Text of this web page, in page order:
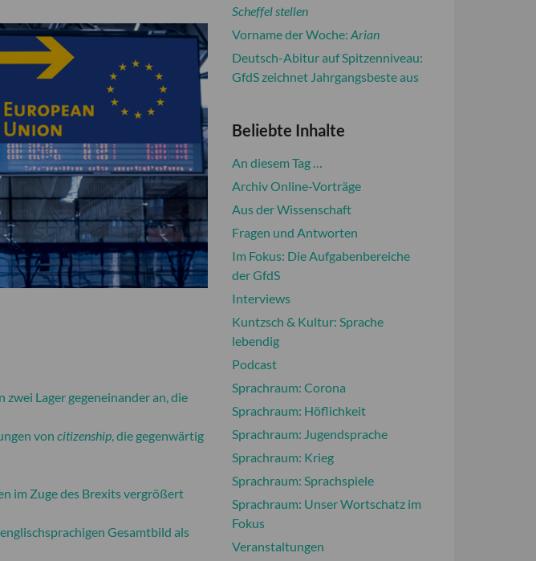
Lager gegeneinander an, die
von citizenship, die gegenwärtig
im Zuge des Brexits vergrößert
Gesamtbild als
Scheffel stellen
Vorname der Woche: Arian
Deutsch-Abitur auf Spitzenniveau:
GfdS zeichnet Jahrgangsbeste aus
Beliebte Inhalte
An diesem Tag …
Archiv Online-Vorträge
Aus der Wissenschaft
Fragen und Antworten
Im Fokus: Die Aufgabenbereiche
der GfdS
Interviews
Kuntzsch & Kultur: Sprache
lebendig
Podcast
Sprachraum: Corona
Sprachraum: Höflichkeit
Sprachraum: Jugendsprache
Sprachraum: Krieg
Sprachraum: Sprachspiele
Sprachraum: Unser Wortschatz im
Fokus
Veranstaltungen